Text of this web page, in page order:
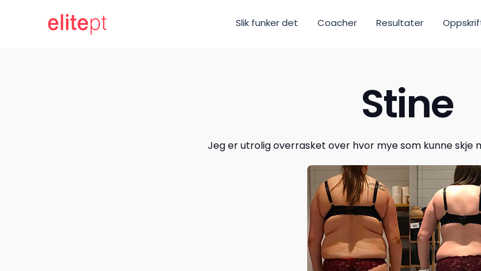
Slik funker det Coacher Resultater
Stine
Jeg er utrolig overrasket over hvor mye som kunne skje